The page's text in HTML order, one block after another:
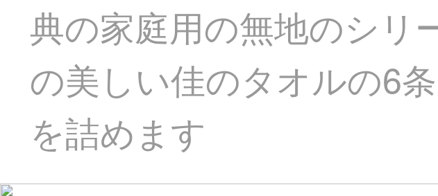
典の家庭用の無地のシリ
の美しい佳のタオルの6
を詰めます